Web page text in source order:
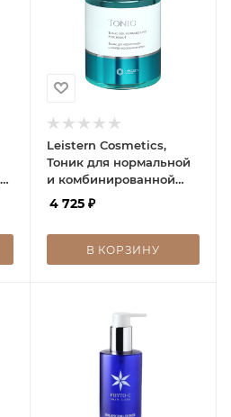
Leistern Cosmetics,
Тоник для нормальной
и комбинированной
кожи, Tonic Leistern,
300 мл
4 725₽
В КОРЗИНУ